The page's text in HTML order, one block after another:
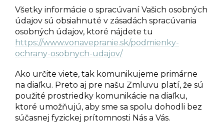
Všetky informácie o spracúvaní Vašich osobných
údajov sú obsiahnuté v zásadách spracúvania
osobných údajov, ktoré nájdete tu
https://www.vonavepranie.sk/podmienky-
ochrany-osobnych-udajov/
Ako určite viete, tak komunikujeme primárne
na diaľku. Preto aj pre našu Zmluvu platí, že sú
použité prostriedky komunikácie na diaľku,
ktoré umožňujú, aby sme sa spolu dohodli bez
súčasnej fyzickej prítomnosti Nás a Vás.